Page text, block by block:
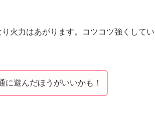
火力はあがります。コツコツ強くしてい
に遊んだほうがいいかも！